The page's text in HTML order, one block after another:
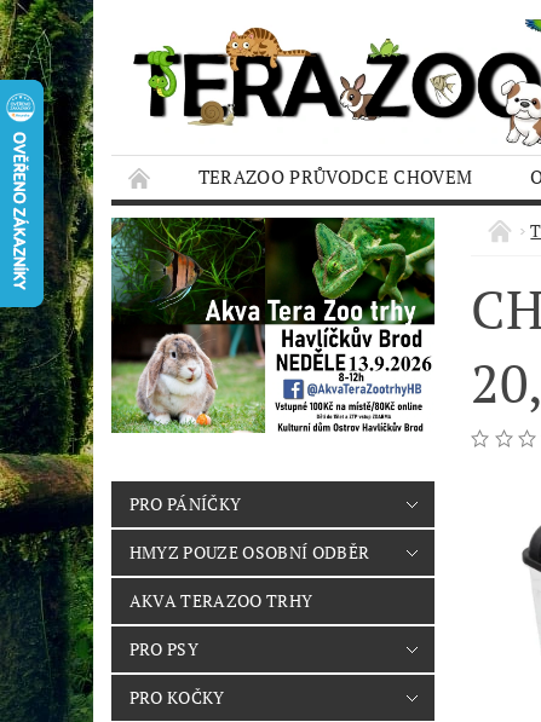
TERAZOO PRŮVODCE CHOVEM
HODNOCENÍ OBCHODU
AQUA
PRO PÁNÍČKY
HMYZ POUZE OSOBNÍ ODBĚR
AKVA TERAZOO TRHY
PRO PSY
PRO KOČKY